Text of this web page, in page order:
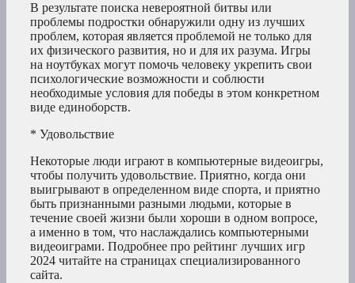
В результате поиска невероятной битвы или
проблемы подростки обнаружили одну из лучших
проблем, которая является проблемой не только для
их физического развития, но и для их разума. Игры
на ноутбуках могут помочь человеку укрепить свои
психологические возможности и соблюсти
необходимые условия для победы в этом конкретном
виде единоборств.
* Удовольствие
Некоторые люди играют в компьютерные видеоигры,
чтобы получить удовольствие. Приятно, когда они
выигрывают в определенном виде спорта, и приятно
быть признанными разными людьми, которые в
течение своей жизни были хороши в одном вопросе,
а именно в том, что наслаждались компьютерными
видеоиграми. Подробнее про рейтинг лучших игр
2024 читайте на страницах специализированного
сайта.